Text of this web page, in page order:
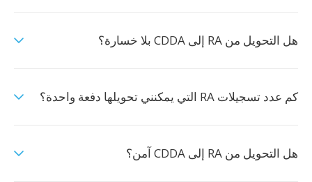
هل التحويل من RA إلى CDDA بلا خسارة؟
كم عدد تسجيلات RA التي يمكنني تحويلها دفعة واحدة؟
هل التحويل من RA إلى CDDA آمن؟